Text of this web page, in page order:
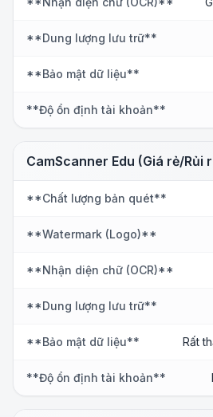
**Dung lượng lưu trữ**
**Bảo mật dữ liệu**
**Độ ổn định tài khoản**
CamScanner Edu (Giá rẻ/Rủi
**Chất lượng bản quét**
**Watermark (Logo)**
**Nhận diện chữ (OCR)**
**Dung lượng lưu trữ**
**Bảo mật dữ liệu** Rất
**Độ ổn định tài khoản**